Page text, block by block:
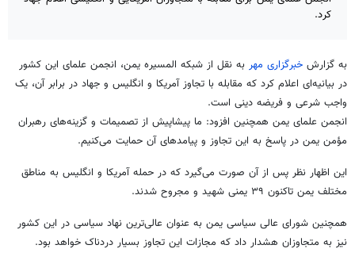
کرد.
به گزارش خبرگزاری مهر به نقل از شبکه المسیره یمن، انجمن علمای این کشور
در بیانیه‌ای اعلام کرد که مقابله با تجاوز آمریکا و انگلیس و جهاد در برابر آن، یک
واجب شرعی و فریضه دینی است.
انجمن علمای یمن همچنین افزود: ما پیشاپیش از تصمیمات و گزینه‌های رهبران
مؤمن یمن در پاسخ به این تجاوز و پیامدهای آن حمایت می‌کنیم.
این اظهار نظر پس از آن صورت می‌گیرد که در حمله آمریکا و انگلیس به مناطق
مختلف یمن تاکنون ۳۹ یمنی شهید و مجروح شدند.
همچنین شورای عالی سیاسی یمن به عنوان عالی‌ترین نهاد سیاسی در این کشور
نیز به متجاوزان هشدار داد که مجازات این تجاوز بسیار دردناک خواهد بود.